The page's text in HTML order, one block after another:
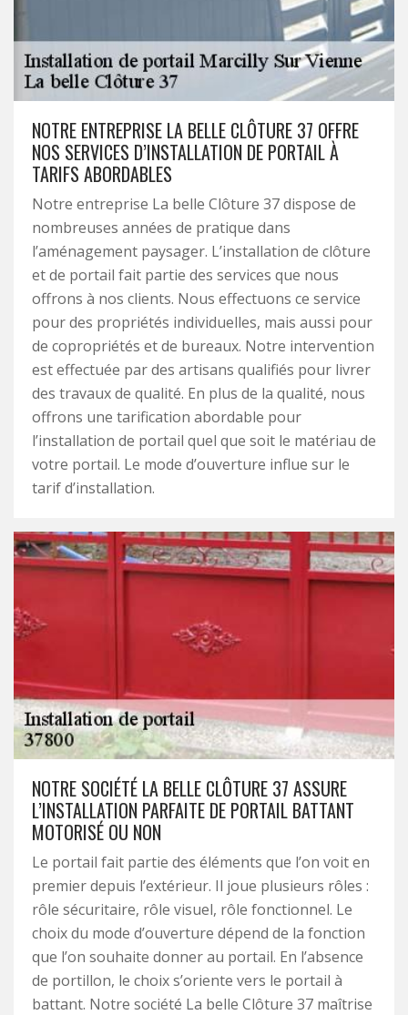
NOTRE ENTREPRISE LA BELLE CLÔTURE 37 OFFRE
NOS SERVICES D’INSTALLATION DE PORTAIL À
TARIFS ABORDABLES
Notre entreprise La belle Clôture 37 dispose de
nombreuses années de pratique dans
l’aménagement paysager. L’installation de clôture
et de portail fait partie des services que nous
offrons à nos clients. Nous effectuons ce service
pour des propriétés individuelles, mais aussi pour
de copropriétés et de bureaux. Notre intervention
est effectuée par des artisans qualifiés pour livrer
des travaux de qualité. En plus de la qualité, nous
offrons une tarification abordable pour
l’installation de portail quel que soit le matériau de
votre portail. Le mode d’ouverture influe sur le
tarif d’installation.
NOTRE SOCIÉTÉ LA BELLE CLÔTURE 37 ASSURE
L’INSTALLATION PARFAITE DE PORTAIL BATTANT
MOTORISÉ OU NON
Le portail fait partie des éléments que l’on voit en
premier depuis l’extérieur. Il joue plusieurs rôles :
rôle sécuritaire, rôle visuel, rôle fonctionnel. Le
choix du mode d’ouverture dépend de la fonction
que l’on souhaite donner au portail. En l’absence
de portillon, le choix s’oriente vers le portail à
battant. Notre société La belle Clôture 37 maîtrise